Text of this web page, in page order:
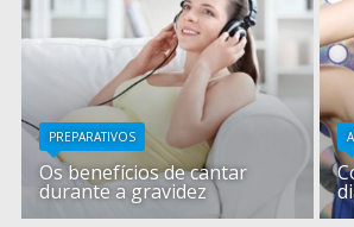
PREPARATIVOS
Os benefícios de cantar
durante a gravidez